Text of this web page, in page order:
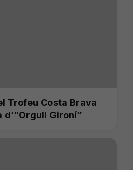
Trofeu Costa Brava
Gironí”